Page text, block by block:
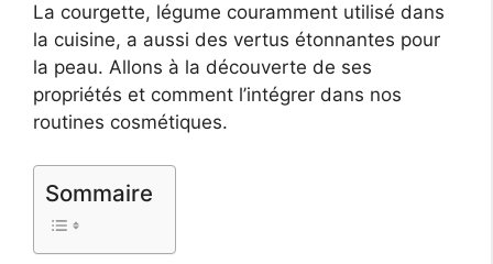
La courgette, légume couramment utilisé dans
la cuisine, a aussi des vertus étonnantes pour
la peau. Allons à la découverte de ses
propriétés et comment l’intégrer dans nos
routines cosmétiques.
Sommaire